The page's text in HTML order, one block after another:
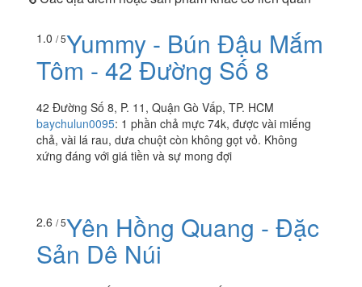
1.0 / 5Yummy - Bún Đậu Mắm
Tôm - 42 Đường Số 8
42 Đường Số 8, P. 11, Quận Gò Vấp, TP. HCM
baychulun0095: 1 phần chả mực 74k, được vài miếng
chả, vài lá rau, dưa chuột còn không gọt vỏ. Không
xứng đáng với giá tiền và sự mong đợi
2.6 / 5Yên Hồng Quang - Đặc
Sản Dê Núi